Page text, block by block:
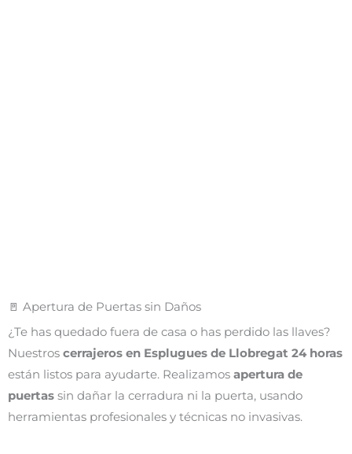
🚪 Apertura de Puertas sin Daños
¿Te has quedado fuera de casa o has perdido las llaves?
Nuestros cerrajeros en Esplugues de Llobregat 24 horas
están listos para ayudarte. Realizamos apertura de
puertas sin dañar la cerradura ni la puerta, usando
herramientas profesionales y técnicas no invasivas.